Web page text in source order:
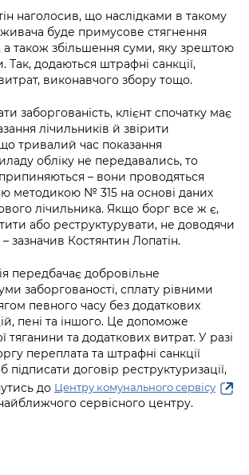
наголосив, що наслідками в такому
буде примусове стягнення
а також збільшення суми, яку зрештою
Так, додаються штрафні санкції,
виконавчого збору тощо.
заборгованість, клієнт спочатку має
лічильників й звірити
тривалий час показання
обліку не передавались, то
– вони проводяться
методикою № 315 на основі даних
лічильника. Якщо борг все ж є,
або реструктурувати, не доводячи
зазначив Костянтин Лопатін.
передбачає добровільне
заборгованості, сплату рівними
певного часу без додаткових
пені та іншого. Це допоможе
тяганини та додаткових витрат. У разі
переплата та штрафні санкції
підписати договір реструктуризації,
до Центру комунального сервісу
сервісного центру.